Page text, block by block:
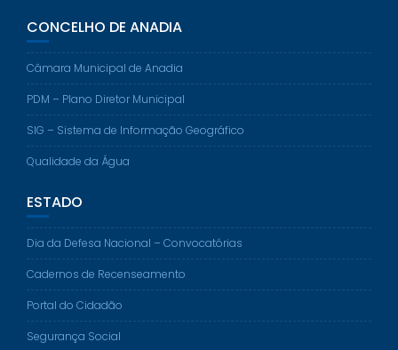
CONCELHO DE ANADIA
Câmara Municipal de Anadia
PDM – Plano Diretor Municipal
SIG – Sistema de Informação Geográfico
Qualidade da Água
ESTADO
Dia da Defesa Nacional – Convocatórias
Cadernos de Recenseamento
Portal do Cidadão
Segurança Social